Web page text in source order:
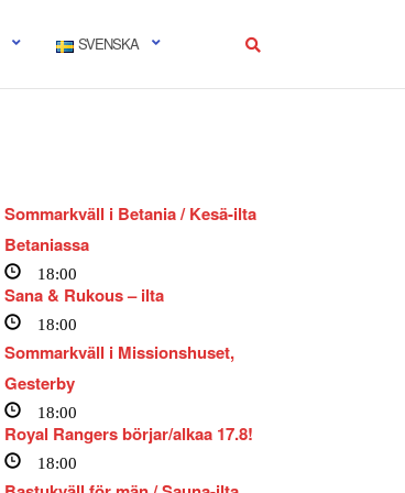
SVENSKA
Sommarkväll i Betania / Kesä-ilta
Betaniassa
18:00
Sana & Rukous – ilta
18:00
Sommarkväll i Missionshuset,
Gesterby
18:00
Royal Rangers börjar/alkaa 17.8!
18:00